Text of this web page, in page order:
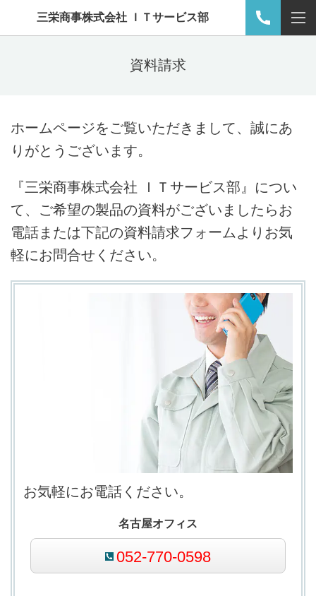
三栄商事株式会社 ＩＴサービス部
資料請求
ホームページをご覧いただきまして、誠にあ
りがとうございます。
『三栄商事株式会社 ＩＴサービス部』につい
て、ご希望の製品の資料がございましたらお
電話または下記の資料請求フォームよりお気
軽にお問合せください。
お気軽にお電話ください。
名古屋オフィス
052-770-0598